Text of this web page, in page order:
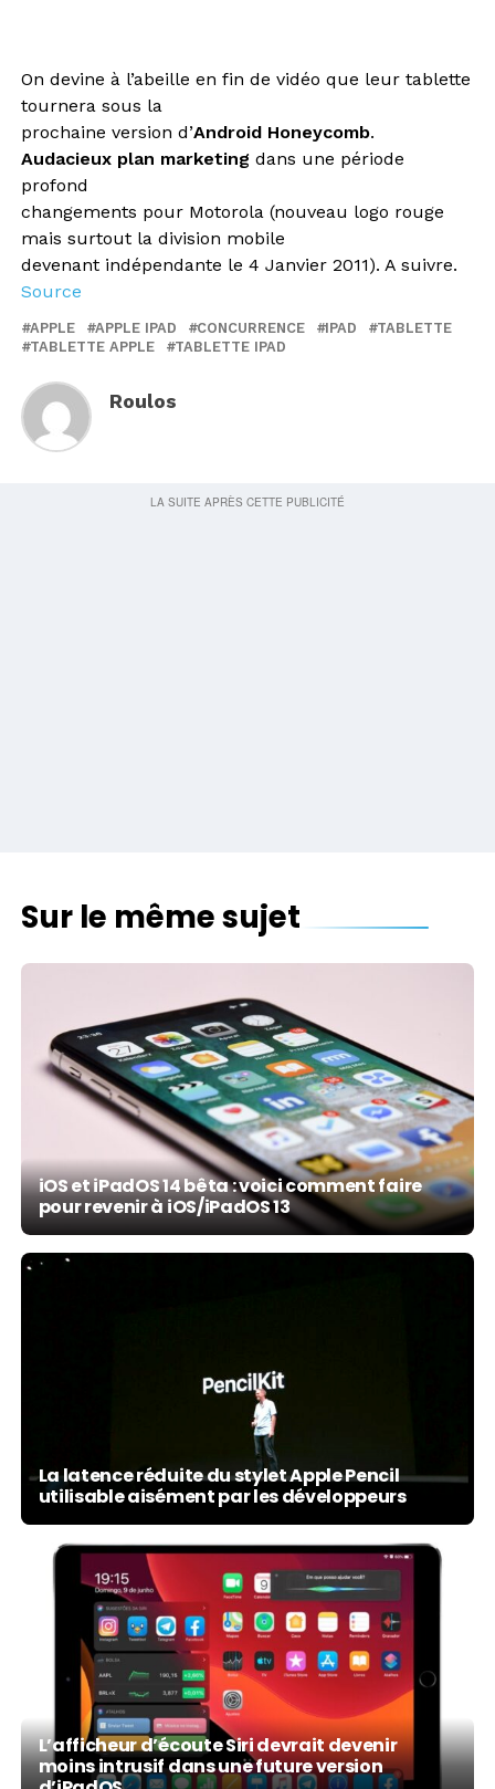
On devine à l’abeille en fin de vidéo que leur tablette
tournera sous la
prochaine version d’Android Honeycomb.
Audacieux plan marketing dans une période
profond
changements pour Motorola (nouveau logo rouge
mais surtout la division mobile
devenant indépendante le 4 Janvier 2011). A suivre.
Source
APPLE APPLE IPAD CONCURRENCE IPAD
TABLETTE
TABLETTE APPLE
TABLETTE IPAD
Roulos
Sur le même sujet
iOS et iPadOS 14 bêta : voici comment faire
pour revenir à iOS/iPadOS 13
La latence réduite du stylet Apple Pencil
utilisable aisément par les développeurs
L’afficheur d’écoute Siri devrait devenir
moins intrusif dans une future version